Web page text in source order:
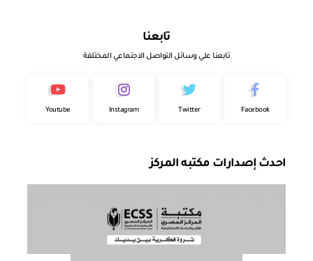
تابعنا
تابعنا علي وسائل التواصل الاجتماعي المختلفة
Facebook
Twitter
Instagram
Youtube
احدث إصدارات مكتبه المركز